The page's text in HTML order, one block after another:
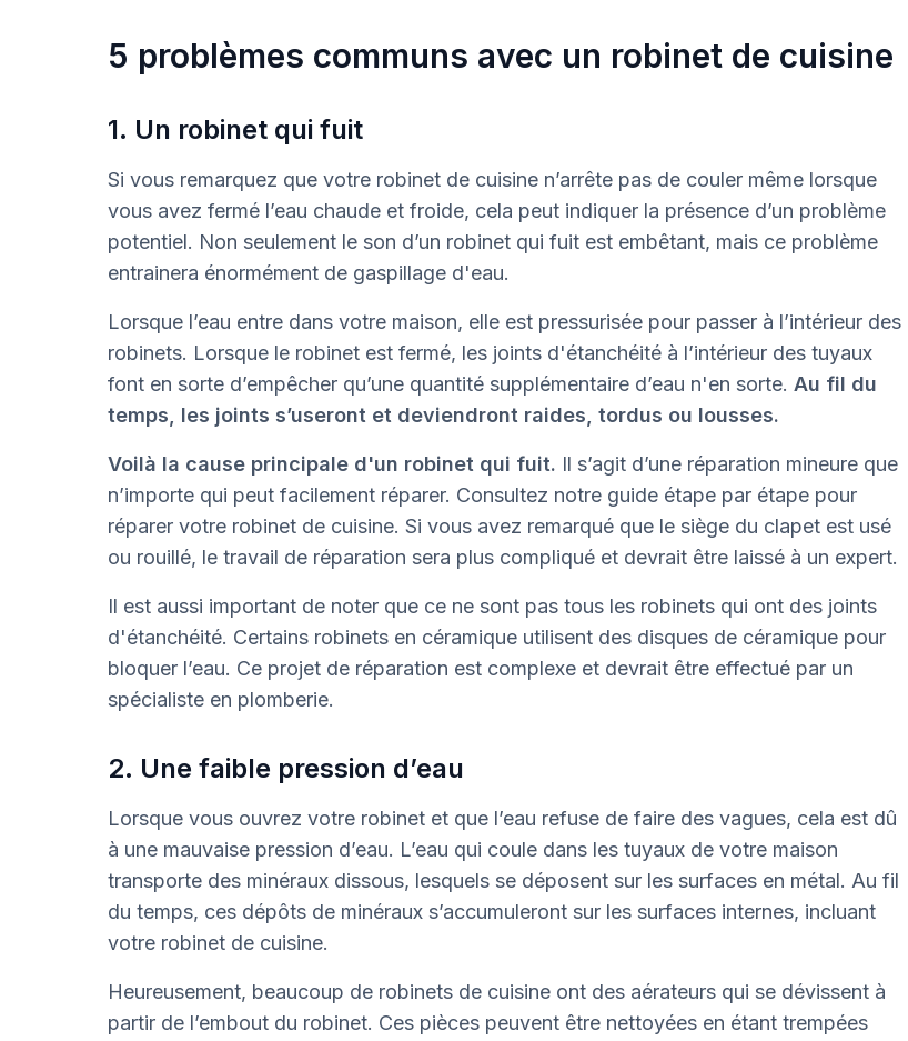
5 problèmes communs avec un robinet de cuisine
1. Un robinet qui fuit
Si vous remarquez que votre robinet de cuisine n’arrête pas de couler même lorsque
vous avez fermé l’eau chaude et froide, cela peut indiquer la présence d’un problème
potentiel. Non seulement le son d’un robinet qui fuit est embêtant, mais ce problème
entrainera énormément de gaspillage d'eau.
Lorsque l’eau entre dans votre maison, elle est pressurisée pour passer à l’intérieur des
robinets. Lorsque le robinet est fermé, les joints d'étanchéité à l’intérieur des tuyaux
font en sorte d’empêcher qu’une quantité supplémentaire d’eau n'en sorte. Au fil du
temps, les joints s’useront et deviendront raides, tordus ou lousses.
Voilà la cause principale d'un robinet qui fuit. Il s’agit d’une réparation mineure que
n’importe qui peut facilement réparer. Consultez notre guide étape par étape pour
réparer votre robinet de cuisine. Si vous avez remarqué que le siège du clapet est usé
ou rouillé, le travail de réparation sera plus compliqué et devrait être laissé à un expert.
Il est aussi important de noter que ce ne sont pas tous les robinets qui ont des joints
d'étanchéité. Certains robinets en céramique utilisent des disques de céramique pour
bloquer l’eau. Ce projet de réparation est complexe et devrait être effectué par un
spécialiste en plomberie.
2. Une faible pression d’eau
Lorsque vous ouvrez votre robinet et que l’eau refuse de faire des vagues, cela est dû
à une mauvaise pression d’eau. L’eau qui coule dans les tuyaux de votre maison
transporte des minéraux dissous, lesquels se déposent sur les surfaces en métal. Au fil
du temps, ces dépôts de minéraux s’accumuleront sur les surfaces internes, incluant
votre robinet de cuisine.
Heureusement, beaucoup de robinets de cuisine ont des aérateurs qui se dévissent à
partir de l’embout du robinet. Ces pièces peuvent être nettoyées en étant trempées